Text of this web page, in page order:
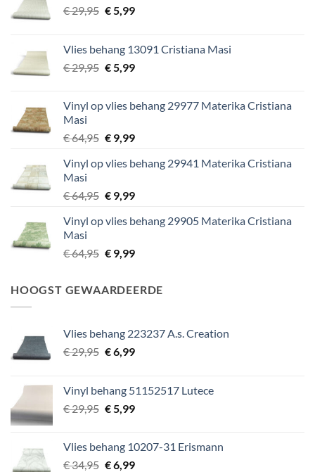
€29,95 Oorspronkelijke
€ 29,95.
€5,99Huidige
€ 5,99.
Vlies behang 13091 Cristiana Masi
€29,95 Oorspronkelijke
€ 29,95.
€5,99Huidige
€ 5,99.
Vinyl op vlies behang 29977 Materika Cristiana
Masi
€64,95 Oorspronkelijke
was:
€9,99Huidige
is:
Vinyl op vlies behang 29941 Materika Cristiana
Masi
€64,95 Oorspronkelijke
was:
€9,99Huidige
is:
Vinyl op vlies behang 29905 Materika Cristiana
Masi
€64,95 Oorspronkelijke
€ 64,95.
€9,99Huidige
€ 9,99.
HOOGST GEWAARDEERDE
Vlies behang 223237 A.s. Creation
€29,95 Oorspronkelijke
€ 29,95.
€6,99Huidige
€ 6,99.
Vinyl behang 51152517 Lutece
€29,95 Oorspronkelijke
€ 29,95.
€5,99Huidige
€ 5,99.
Vlies behang 10207-31 Erismann
€34,95 Oorspronkelijke
€6,99Huidige